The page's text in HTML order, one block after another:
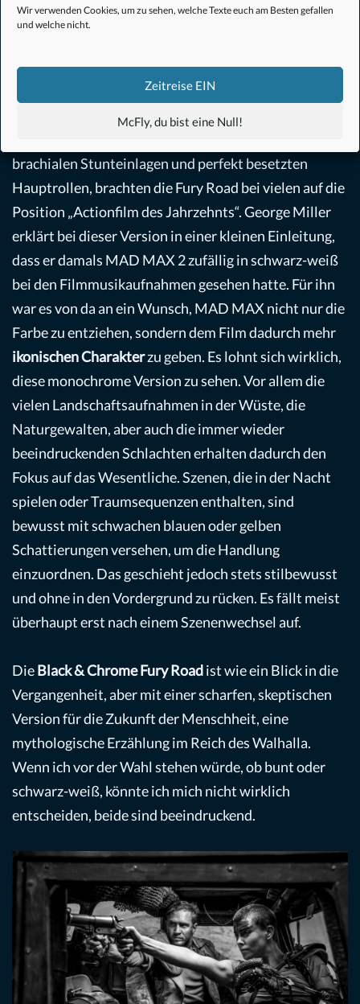
Wir verwenden Cookies, um zu sehen, welche Texte euch am Besten gefallen
und welche nicht.
Zeitreise EIN
McFly, du bist eine Null!
(2006) und EIN SCHWEINCHEN NAMENS BABE
George Millerzur
benzingetränkten Endzeitschlacht zurückkehrt. Seine
brachialen Stunteinlagen und perfekt besetzten
Hauptrollen, brachten die Fury Road bei vielen auf die
Position „Actionfilm des Jahrzehnts“. George Miller
erklärt bei dieser Version in einer kleinen Einleitung,
dass er damals MAD MAX 2 zufällig in schwarz-weiß
bei den Filmmusikaufnahmen gesehen hatte. Für ihn
war es von da an ein Wunsch, MAD MAX nicht nur die
Farbe zu entziehen, sondern dem Film dadurch mehr
ikonischen Charakterzu geben. Es lohnt sich wirklich,
diese monochrome Version zu sehen. Vor allem die
vielen Landschaftsaufnahmen in der Wüste, die
Naturgewalten, aber auch die immer wieder
beeindruckenden Schlachten erhalten dadurch den
Fokus auf das Wesentliche. Szenen, die in der Nacht
spielen oder Traumsequenzen enthalten, sind
bewusst mit schwachen blauen oder gelben
Schattierungen versehen, um die Handlung
einzuordnen. Das geschieht jedoch stets stilbewusst
und ohne in den Vordergrund zu rücken. Es fällt meist
überhaupt erst nach einem Szenenwechsel auf.
DieBlack & Chrome Fury Roadist wie ein Blick in die
Vergangenheit, aber mit einer scharfen, skeptischen
Version für die Zukunft der Menschheit, eine
mythologische Erzählung im Reich des Walhalla.
Wenn ich vor der Wahl stehen würde, ob bunt oder
schwarz-weiß, könnte ich mich nicht wirklich
entscheiden, beide sind beeindruckend.